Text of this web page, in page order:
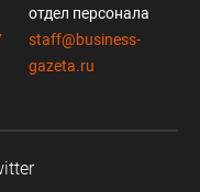
отдел персонала
staff@business-
gazeta.ru